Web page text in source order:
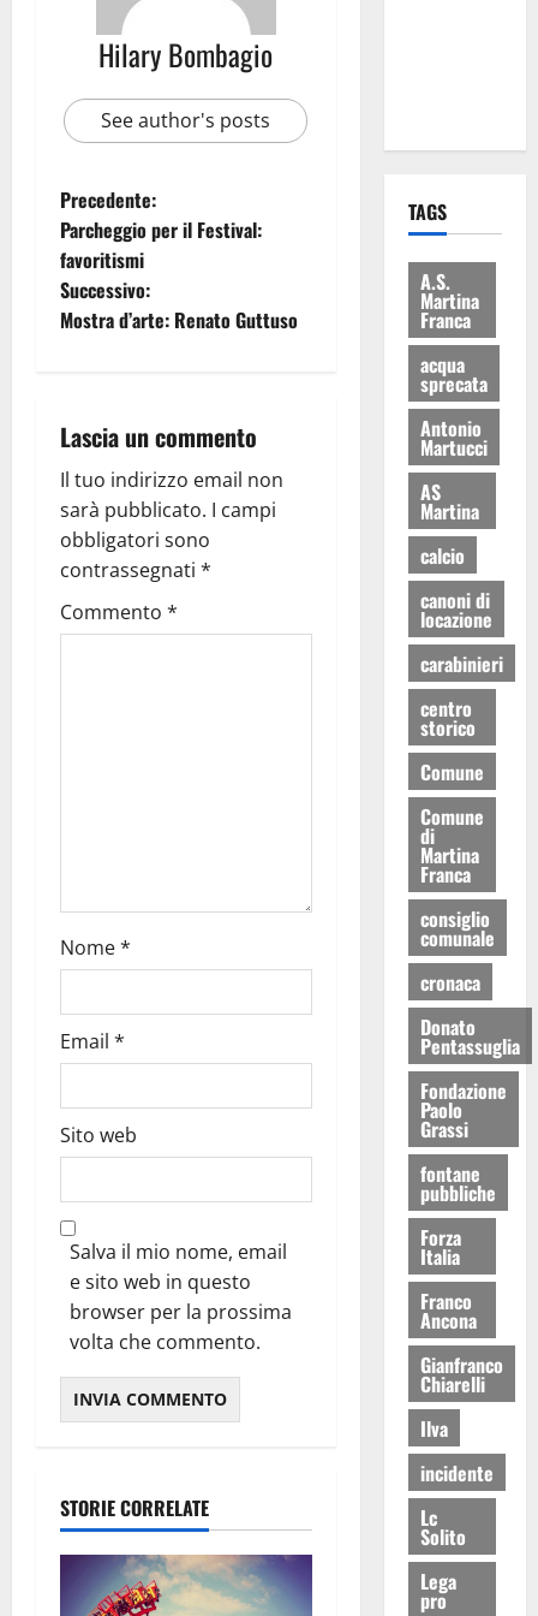
Hilary Bombagio
See author's posts
Precedente:
Parcheggio per il Festival:
favoritismi
Successivo:
Mostra d’arte: Renato Guttuso
Lascia un commento
Il tuo indirizzo email non
sarà pubblicato. I campi
obbligatori sono
contrassegnati *
Commento *
Nome*
Email *
Sito web
Salva il mio nome, email
e sito web in questo
browser per la prossima
volta che commento.
STORIE CORRELATE
TAGS
A.S.
Martina
Franca
acqua
sprecata
Antonio
Martucci
AS
Martina
calcio
canoni di
locazione
carabinieri
centro
storico
Comune
Comune
di
Martina
Franca
consiglio
comunale
cronaca
Donato
Pentassuglia
Fondazione
Paolo
Grassi
fontane
pubbliche
Forza
Italia
Franco
Ancona
Gianfranco
Chiarelli
Ilva
incidente
Lc
Solito
Lega
pro